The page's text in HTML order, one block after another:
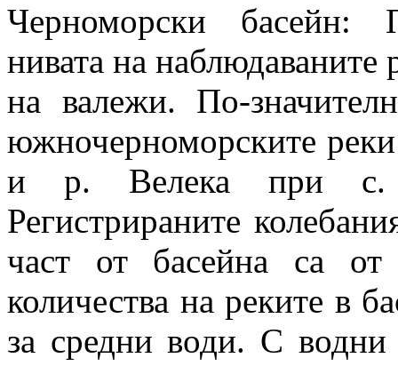
Черноморски басейн:
нивата на наблюдаваните
на валежи. По-
южночерноморските
и р. Велека при с.
Регистрираните
част от басейна са
количества на реките в
за средни води. С водни